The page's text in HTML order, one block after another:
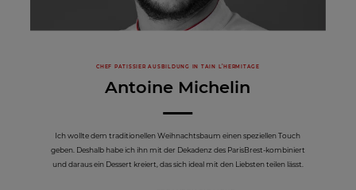
CHEF PATISSIER AUSBILDUNG IN TAIN L’HERMITAGE
Antoine Michelin
Ich wollte dem traditionellen Weihnachtsbaum einen speziellen Touch
geben. Deshalb habe ich ihn mit der Dekadenz des ParisBrest-kombiniert
und daraus ein Dessert kreiert, das sich ideal mit den Liebsten teilen lässt.